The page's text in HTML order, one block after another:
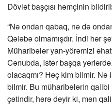
Dövlət başçısı həmçinin
“Nə ondan qabaq, nə də
Qələbə olmamışdır. İndi hər
Müharibələr yan-yörəmizi
Cənubda, istər başqa
olacaqmı? Heç kim bilmir.
bilmir. Bu müharibələrin
çətindir, hərə deyir ki, mən